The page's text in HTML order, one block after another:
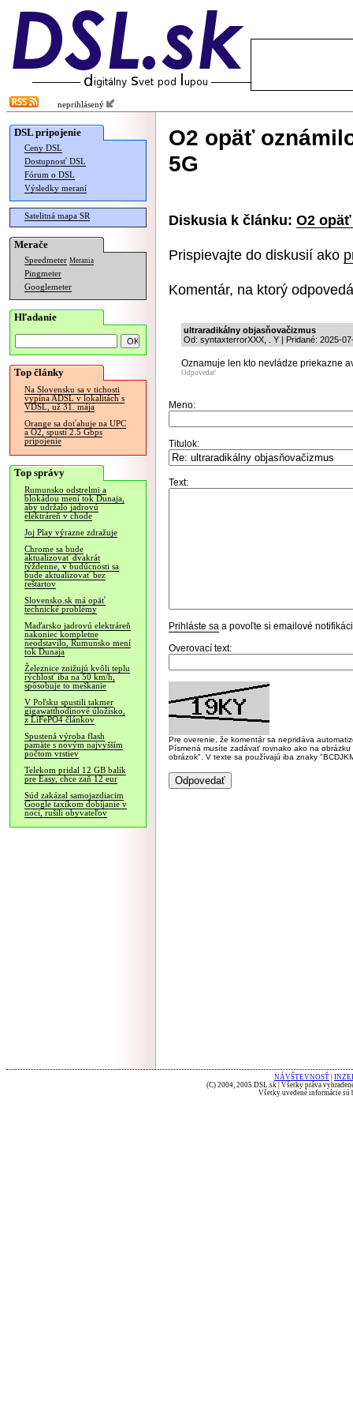
neprihlásený
DSL pripojenie
Ceny DSL
Dostupnosť DSL
Fórum o DSL
Výsledky meraní
Satelitná mapa SR
Merače
Speedmeter Merania
Pingmeter
Googlemeter
Hľadanie
Top články
Na Slovensku sa v tichosti
vypína ADSL v lokalitách s
VDSL, už 31. mája
Orange sa doťahuje na UPC
a O2, spustí 2.5 Gbps
pripojenie
Top správy
Rumunsko odstrelmi a
blokádou mení tok Dunaja,
aby udržalo jadrovú
elektráreň v chode
Joj Play výrazne zdražuje
Chrome sa bude
aktualizovať dvakrát
týždenne, v budúcnosti sa
bude aktualizovať bez
reštartov
Slovensko.sk má opäť
technické problémy
Maďarsko jadrovú elektráreň
nakoniec kompletne
neodstavilo, Rumunsko mení
tok Dunaja
Železnice znižujú kvôli teplu
rýchlosť iba na 50 km/h,
spôsobuje to meškanie
V Poľsku spustili takmer
gigawatthodinové úložisko,
z LiFePO4 článkov
Spustená výroba flash
pamäte s novým najvyšším
počtom vrstiev
Telekom pridal 12 GB balík
pre Easy, chce zaň 12 eur
Súd zakázal samojazdiacim
Google taxíkom dobíjanie v
noci, rušili obyvateľov
O2 opäť
5G
Diskusia k článku: O2
Prispievajte do diskusií ako
Komentár, na ktorý
ultraradikálny objasňovačizmus
Od: syntaxterrorXXX, . Y | Pridané: 2025-
Oznamuje len kto nevládze priekazne
Odpovedať
Meno:
Titulok:
Text:
Prihláste sa a povoľte si emailové
Overovací text:
Pre overenie, že komentár sa nepridáva
Písmená musíte zadávať rovnako ako na
obrázok". V texte sa používajú iba znaky
NÁVŠTEVNOSŤ
(C) 2004, 2005 DSL.sk | Všetky práva
Všetky uvedené informácie sú